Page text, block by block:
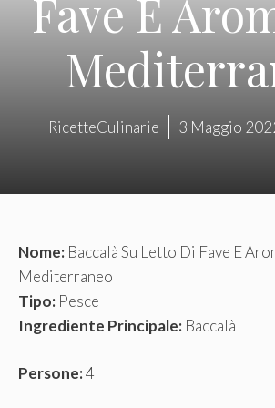
Fave E
RicetteCulinarie 3 Maggio
Nome: Baccalà Su Letto Di Fave E
Mediterraneo
Tipo: Pesce
Ingrediente Principale: Baccalà
Persone:4